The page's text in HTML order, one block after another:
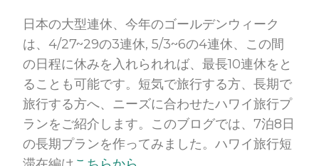
日本の大型連休、今年のゴールデンウィーク
は、4/27~29の3連休, 5/3~6の4連休、この間
の日程に休みを入れられれば、最長10連休をと
ることも可能です。短気で旅行する方、長期で
旅行する方へ、ニーズに合わせたハワイ旅行プ
ランをご紹介します。このブログでは、7泊8日
の長期プランを作ってみました。ハワイ旅行短